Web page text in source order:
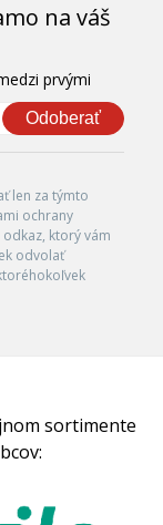
na váš
prvými
Odoberať
len za týmto
ochrany
ktorý vám
odvolať
sortimente